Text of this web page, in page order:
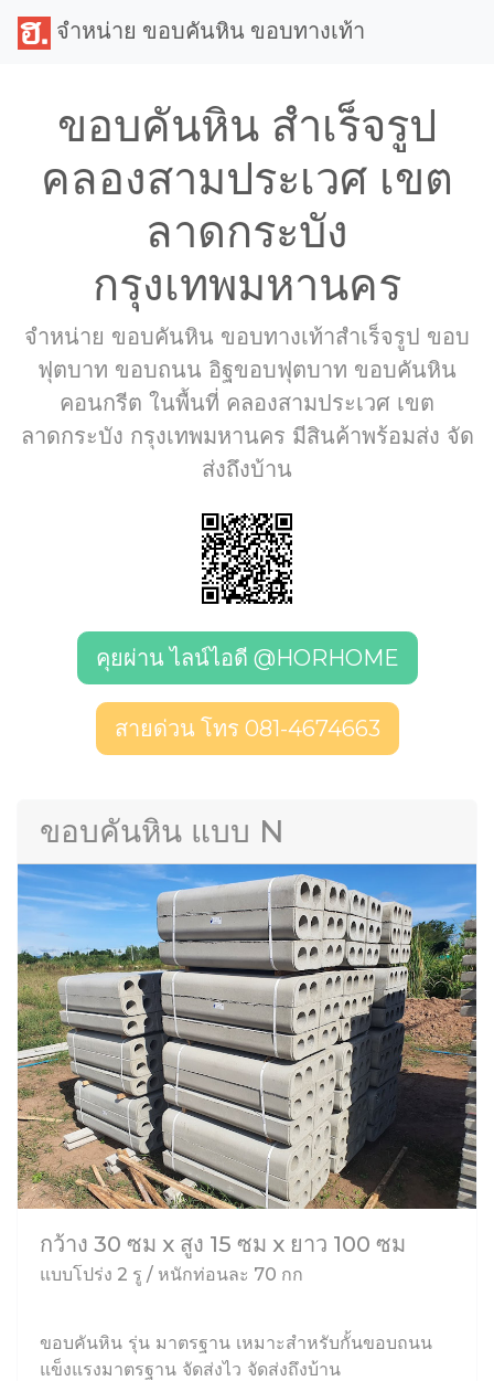
จำหน่าย ขอบคันหิน ขอบทางเท้า
ขอบคันหิน สำเร็จรูป
คลองสามประเวศ เขต
ลาดกระบัง
กรุงเทพมหานคร
จำหน่าย ขอบคันหิน ขอบทางเท้าสำเร็จรูป ขอบ
ฟุตบาท ขอบถนน อิฐขอบฟุตบาท ขอบคันหิน
คอนกรีต ในพื้นที่ คลองสามประเวศ เขต
ลาดกระบัง กรุงเทพมหานคร มีสินค้าพร้อมส่ง จัด
ส่งถึงบ้าน
คุยผ่าน ไลน์ไอดี @HORHOME
สายด่วน โทร 081-4674663
ขอบคันหิน แบบ N
กว้าง 30 ซม x สูง 15 ซม x ยาว 100 ซม
แบบโปร่ง 2 รู / หนักท่อนละ 70 กก
ขอบคันหิน รุ่น มาตรฐาน เหมาะสำหรับกั้นขอบถนน
แข็งแรงมาตรฐาน จัดส่งไว จัดส่งถึงบ้าน